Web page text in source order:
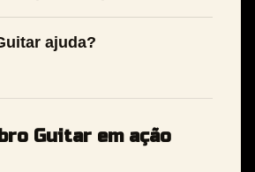
ajuda?
Guitar em ação